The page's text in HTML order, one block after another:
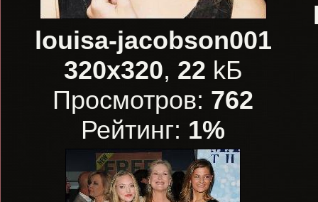
louisa-jacobson001
320x320, 22 kБ
Просмотров: 762
Рейтинг: 1%